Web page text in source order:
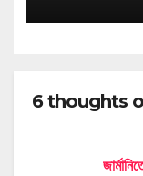
6 thoughts on